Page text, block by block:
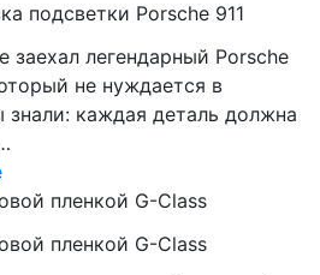
подсветки Porsche 911
заехал легендарный Porsche
не нуждается в
каждая деталь должна
пленкой G-Class
пленкой G-Class